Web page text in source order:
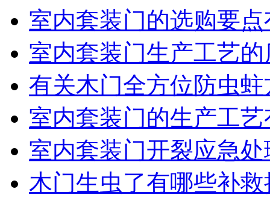
室内套装门的选购要
室内套装门生产工艺
有关木门全方位防虫
室内套装门的生产工
室内套装门开裂应急
木门生虫了有哪些补救